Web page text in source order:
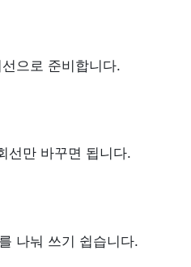
으로 준비합니다.
선만 바꾸면 됩니다.
나눠 쓰기 쉽습니다.